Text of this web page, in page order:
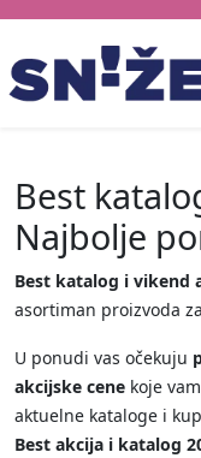
Best
Najbolje
Best katalog i vikend
asortiman proizvoda
U ponudi vas očekuju
akcijske cene koje
aktuelne kataloge i
Best akcija i katalog